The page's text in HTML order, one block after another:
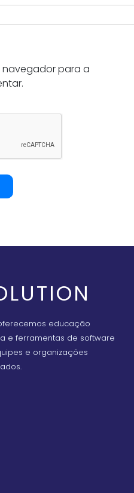
navegador para a
educação
e ferramentas de software
e organizações